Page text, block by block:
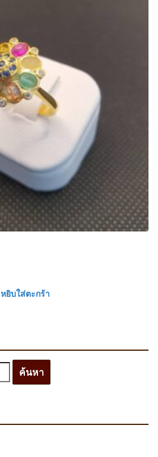
หยิบใส่ตะกร้า
ค้นหา